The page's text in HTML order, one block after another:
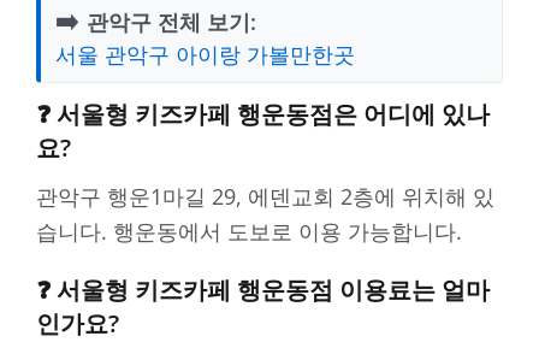
➡️ 관악구 전체 보기:
서울 관악구 아이랑 가볼만한곳
❓ 서울형 키즈카페 행운동점은 어디에 있나
요?
관악구 행운1마길 29, 에덴교회 2층에 위치해 있
습니다. 행운동에서 도보로 이용 가능합니다.
❓ 서울형 키즈카페 행운동점 이용료는 얼마
인가요?